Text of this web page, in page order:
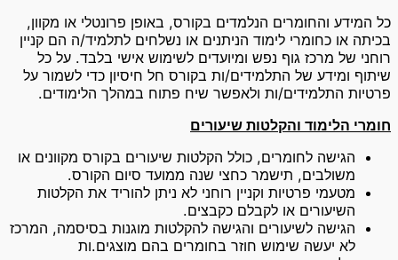
כל המידע והחומרים הנלמדים בקורס, באופן פרונטלי או מקוון,
בכיתה או כחומרי לימוד הניתנים או נשלחים לתלמיד/ה הם קניין
רוחני של מרכז גוף נפש ומיועדים לשימוש אישי בלבד. על כל
שיתוף ומידע של התלמידים/ות בקורס חל חיסיון כדי לשמור על
פרטיות התלמידים/ות ולאפשר שיח פתוח במהלך הלימודים.
חומרי הלימוד והקלטות שיעורים
הגישה לחומרים, כולל הקלטות שיעורים בקורס מקוונים או
משולבים, תישמר כחצי שנה ממועד סיום הקורס.
מטעמי פרטיות וקניין רוחני לא ניתן להוריד את הקלטות
השיעורים או לקבלם כקבצים.
הגישה לשיעורים והגישה להקלטות מוגנות בסיסמה, המרכז
לא יעשה שימוש חוזר בחומרים בהם מוצגים.ות